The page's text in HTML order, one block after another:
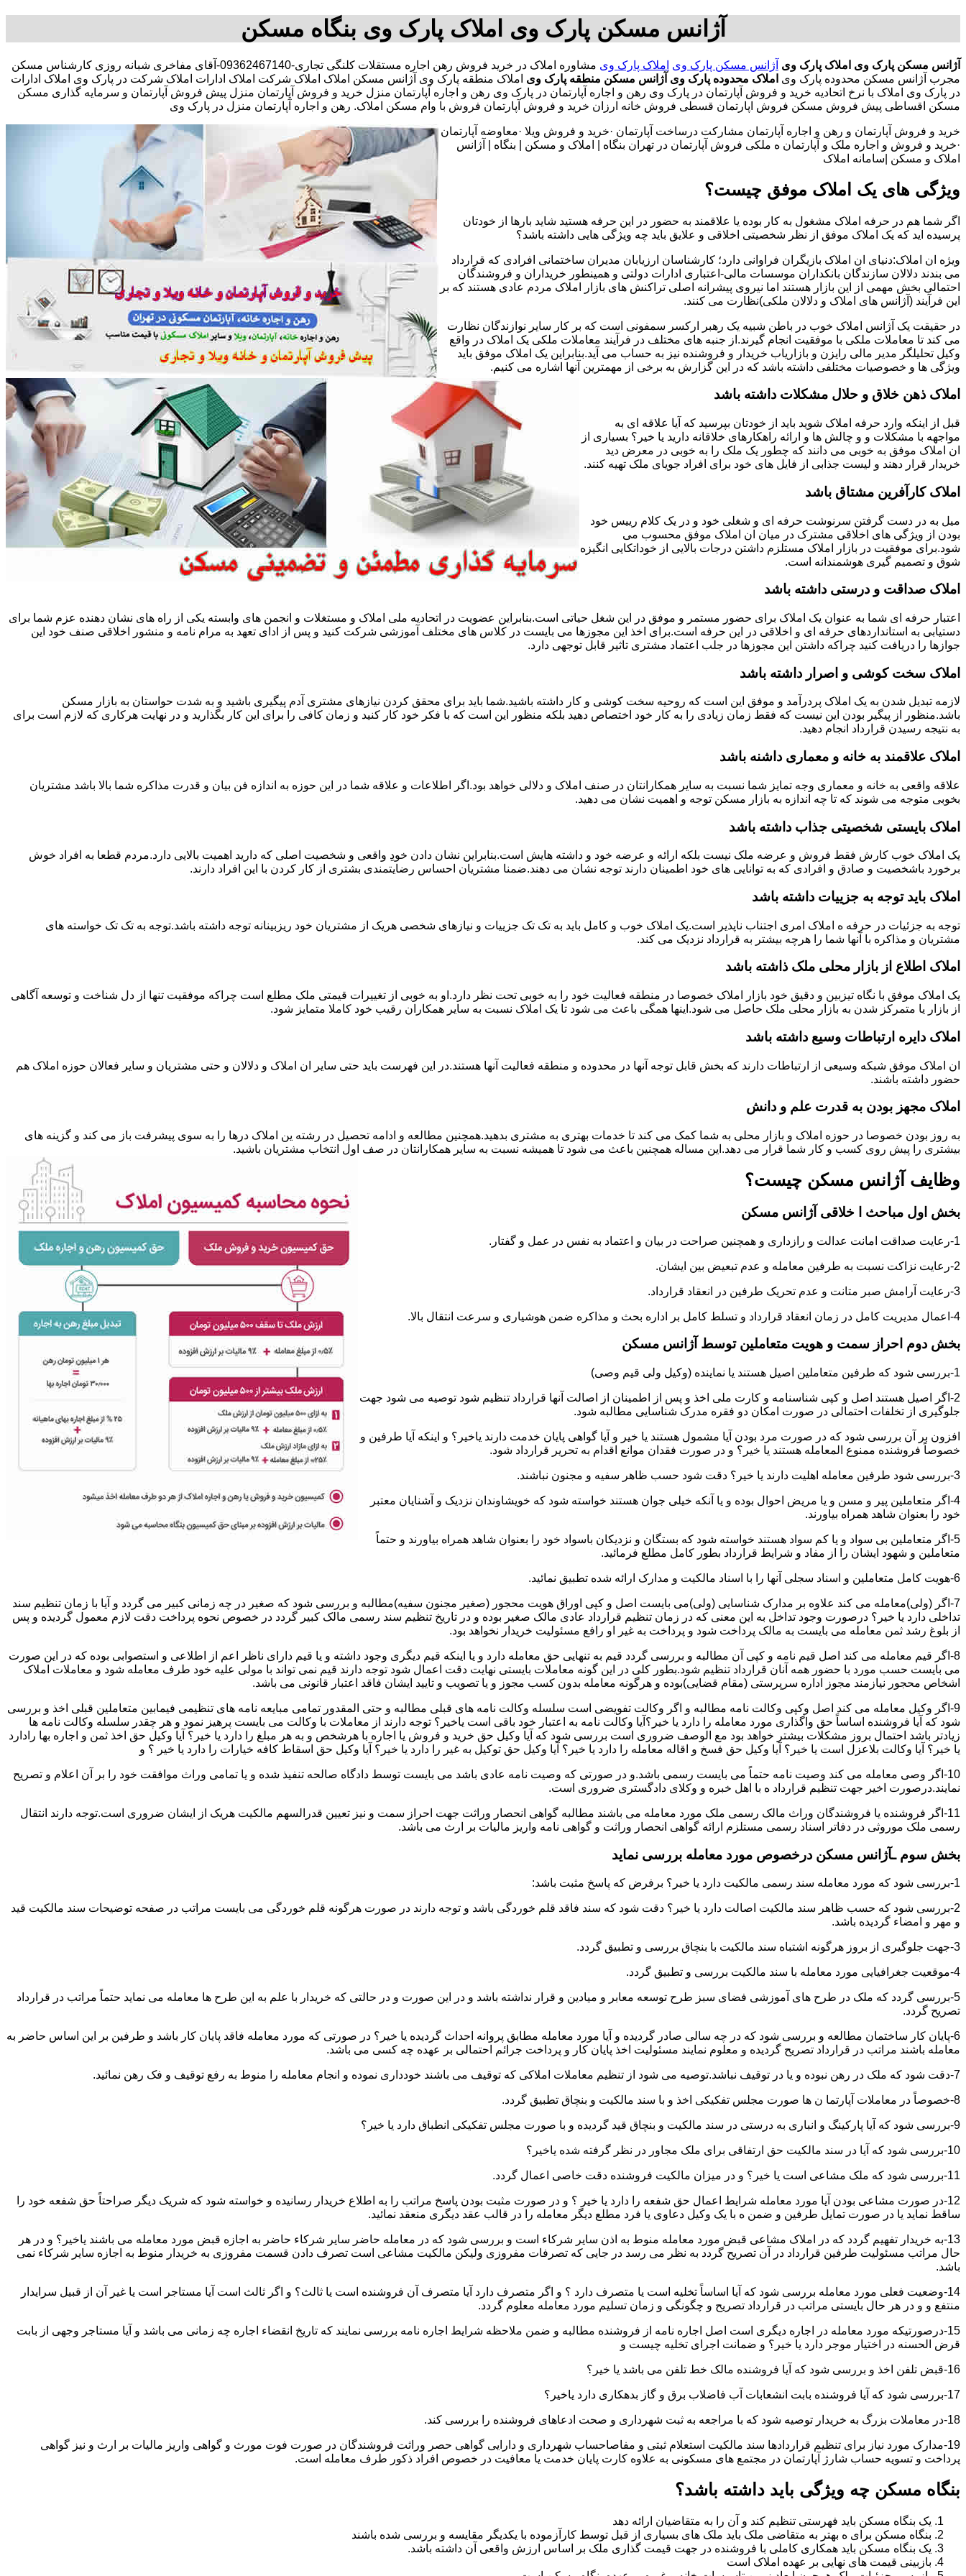
آژانس مسکن پارک وی املاک پارک وی بنگاه مسکن
آژانس مسکن پارک وی املاک پارک وی آژانس مسکن پارک وی املاک پارک وی
مشاوره املاک در خرید فروش رهن اجاره مستقلات کلنگی تجاری-09362467140-آقای مفاخری شبانه روزی کارشناس مسکن
مجرب آژانس مسکن محدوده پارک وی املاک محدوده پارک وی آژانس مسکن منطقه پارک وی املاک منطقه پارک وی آژانس مسکن املاک املاک شرکت املاک ادارات املاک شرکت در پارک وی املاک ادارات
در پارک وی املاک با نرخ اتحادیه خرید و فروش آپارتمان در پارک وی رهن و اجاره آپارتمان در پارک وی رهن و اجاره آپارتمان منزل خرید و فروش آپارتمان منزل پیش فروش آپارتمان و سرمایه گذاری مسکن
مسکن اقساطی پیش فروش مسکن فروش اپارتمان قسطی فروش خانه ارزان خرید و فروش آپارتمان فروش با وام مسکن املاک. رهن و اجاره آپارتمان منزل در پارک وی
خرید و فروش آپارتمان و رهن و اجاره آپارتمان مشارکت درساخت آپارتمان ·خرید و فروش ویلا ·معاوضه آپارتمان
·خرید و فروش و اجاره ملک و آپارتمان ه ملکی فروش آپارتمان در تهران بنگاه | املاک و مسکن | بنگاه | آژانس
املاک و مسکن |سامانه املاک
ویژگی های یک املاک موفق چیست؟
اگر شما هم در حرفه املاک مشغول به کار بوده یا علاقمند به حضور در این حرفه هستید شاید بارها از خودتان
پرسیده اید که یک املاک موفق از نظر شخصیتی اخلاقی و علایق باید چه ویژگی هایی داشته باشد؟
ویژه ان املاک:دنیای ان املاک بازیگران فراوانی دارد؛ کارشناسان ارزیابان مدیران ساختمانی افرادی که قرارداد
می بندند دلالان سازندگان بانکداران موسسات مالی-اعتباری ادارات دولتی و همینطور خریداران و فروشندگان
احتمالی بخش مهمی از این بازار هستند اما نیروی پیشرانه اصلی تراکنش های بازار املاک مردم عادی هستند که بر
این فرآیند (آژانس های املاک و دلالان ملکی)نظارت می کنند.
در حقیقت یک آژانس املاک خوب در باطن شبیه یک رهبر ارکسر سمفونی است که بر کار سایر نوازندگان نظارت
می کند تا معاملات ملکی با موفقیت انجام گیرند.از جنبه های مختلف در فرآیند معاملات ملکی یک املاک در واقع
وکیل تحلیلگر مدیر مالی رایزن و بازاریاب خریدار و فروشنده نیز به حساب می آید.بنابراین یک املاک موفق باید
ویژگی ها و خصوصیات مختلفی داشته باشد که در این گزارش به برخی از مهمترین آنها اشاره می کنیم.
املاک ذهن خلاق و حلال مشکلات داشته باشد
قبل از اینکه وارد حرفه املاک شوید باید از خودتان بپرسید که آیا علاقه ای به
مواجهه با مشکلات و و چالش ها و ارائه راهکارهای خلاقانه دارید یا خیر؟ بسیاری از
ان املاک موفق به خوبی می دانند که چطور یک ملک را به خوبی در معرض دید
خریدار قرار دهند و لیست جذابی از فایل های خود برای افراد جویای ملک تهیه کنند.
املاک کارآفرین مشتاق باشد
میل به در دست گرفتن سرنوشت حرفه ای و شغلی خود و در یک کلام رییس خود
بودن از ویژگی های اخلاقی مشترک در میان ان املاک موفق محسوب می
شود.برای موفقیت در بازار املاک مستلزم داشتن درجات بالایی از خوداتکایی انگیزه
شوق و تصمیم گیری هوشمندانه است.
املاک صداقت و درستی داشته باشد
اعتبار حرفه ای شما به عنوان یک املاک برای حضور مستمر و موفق در این شغل حیاتی است.بنابراین عضویت در اتحادیه ملی املاک و مستغلات و انجمن های وابسته یکی از راه های نشان دهنده عزم شما برای
دستیابی به استانداردهای حرفه ای و اخلاقی در این حرفه است.برای اخذ این مجوزها می بایست در کلاس های مختلف آموزشی شرکت کنید و پس از ادای تعهد به مرام نامه و منشور اخلاقی صنف خود این
جوازها را دریافت کنید چراکه داشتن این مجوزها در جلب اعتماد مشتری تاثیر قابل توجهی دارد.
املاک سخت کوشی و اصرار داشته باشد
لازمه تبدیل شدن به یک املاک پردرآمد و موفق این است که روحیه سخت کوشی و کار داشته باشید.شما باید برای محقق کردن نیازهای مشتری آدم پیگیری باشید و به شدت حواستان به بازار مسکن
باشد.منظور از پیگیر بودن این نیست که فقط زمان زیادی را به کار خود اختصاص دهید بلکه منظور این است که با فکر خود کار کنید و زمان کافی را برای این کار بگذارید و در نهایت هرکاری که لازم است برای
به نتیجه رسیدن قرارداد انجام دهید.
املاک علاقمند به خانه و معماری داشنه باشد
علاقه واقعی به خانه و معماری وجه تمایز شما نسبت به سایر همکارانتان در صنف املاک و دلالی خواهد بود.اگر اطلاعات و علاقه شما در این حوزه به اندازه فن بیان و قدرت مذاکره شما بالا باشد مشتریان
بخوبی متوجه می شوند که تا چه اندازه به بازار مسکن توجه و اهمیت نشان می دهید.
املاک بایستی شخصیتی جذاب داشته باشد
یک املاک خوب کارش فقط فروش و عرضه ملک نیست بلکه ارائه و عرضه خود و داشته هایش است.بنابراین نشان دادن خودِ واقعی و شخصیت اصلی که دارید اهمیت بالایی دارد.مردم قطعا به افراد خوش
برخورد باشخصیت و صادق و افرادی که به توانایی های خود اطمینان دارند توجه نشان می دهند.ضمنا مشتریان احساس رضایتمندی بشتری از کار کردن با این افراد دارند.
املاک باید توجه به جزییات داشته باشد
توجه به جزئیات در حرفه ه املاک امری اجتناب ناپذیر است.یک املاک خوب و کامل باید به تک تک جزییات و نیازهای شخصی هریک از مشتریان خود ریزبینانه توجه داشته باشد.توجه به تک تک خواسته های
مشتریان و مذاکره با آنها شما را هرچه بیشتر به قرارداد نزدیک می کند.
املاک اطلاع از بازار محلی ملک ذاشته باشد
یک املاک موفق با نگاه تیزبین و دقیق خود بازار املاک خصوصا در منطقه فعالیت خود را به خوبی تحت نظر دارد.او به خوبی از تغییرات قیمتی ملک مطلع است چراکه موفقیت تنها از دل شناخت و توسعه آگاهی
از بازار یا متمرکز شدن به بازار محلی ملک حاصل می شود.اینها همگی باعث می شود تا یک املاک نسبت به سایر همکاران رقیب خود کاملا متمایز شود.
املاک دایره ارتباطات وسیع داشته باشد
ان املاک موفق شبکه وسیعی از ارتباطات دارند که بخش قابل توجه آنها در محدوده و منطقه فعالیت آنها هستند.در این فهرست باید حتی سایر ان املاک و دلالان و حتی مشتریان و سایر فعالان حوزه املاک هم
حضور داشته باشند.
املاک مجهز بودن به قدرت علم و دانش
به روز بودن خصوصا در حوزه املاک و بازار محلی به شما کمک می کند تا خدمات بهتری به مشتری بدهید.همچنین مطالعه و ادامه تحصیل در رشته ین املاک درها را به سوی پیشرفت باز می کند و گزینه های
بیشتری را پیش روی کسب و کار شما قرار می دهد.این مساله همچنین باعث می شود تا همیشه نسبت به سایر همکارانتان در صف اول انتخاب مشتریان باشید.
وظایف آژانس مسکن چیست؟
بخش اول مباحث ا خلاقی آژانس مسکن
1-رعایت صداقت امانت عدالت و رازداری و همچنین صراحت در بیان و اعتماد به نفس در عمل و گفتار.
2-رعایت نزاکت نسبت به طرفین معامله و عدم تبعیض بین ایشان.
3-رعایت آرامش صبر متانت و عدم تحریک طرفین در انعقاد قرارداد.
4-اعمال مدیریت کامل در زمان انعقاد قرارداد و تسلط کامل بر اداره بحث و مذاکره ضمن هوشیاری و سرعت انتقال بالا.
بخش دوم احراز سمت و هویت متعاملین توسط آژانس مسکن
1-بررسی شود که طرفین متعاملین اصیل هستند یا نماینده (وکیل ولی قیم وصی)
2-اگر اصیل هستند اصل و کپی شناسنامه و کارت ملی اخذ و پس از اطمینان از اصالت آنها قرارداد تنظیم شود توصیه می شود جهت
جلوگیری از تخلفات احتمالی در صورت امکان دو فقره مدرک شناسایی مطالبه شود.
افزون بر آن بررسی شود که در صورت مرد بودن آیا مشمول هستند یا خیر و آیا گواهی پایان خدمت دارند یاخیر؟ و اینکه آیا طرفین و
خصوصاً فروشنده ممنوع المعامله هستند یا خیر؟ و در صورت فقدان موانع اقدام به تحریر قرارداد شود.
3-بررسی شود طرفین معامله اهلیت دارند یا خیر؟ دقت شود حسب ظاهر سفیه و مجنون نباشند.
4-اگر متعاملین پیر و مسن و یا مریض احوال بوده و یا آنکه خیلی جوان هستند خواسته شود که خویشاوندان نزدیک و آشنایان معتبر
خود را بعنوان شاهد همراه بیاورند.
5-اگر متعاملین بی سواد و یا کم سواد هستند خواسته شود که بستگان و نزدیکان باسواد خود را بعنوان شاهد همراه بیاورند و حتماً
متعاملین و شهود ایشان را از مفاد و شرایط قرارداد بطور کامل مطلع فرمائید.
6-هویت کامل متعاملین و اسناد سجلی آنها را با اسناد مالکیت و مدارک ارائه شده تطبیق نمائید.
7-اگر (ولی)معامله می کند علاوه بر مدارک شناسایی (ولی)می بایست اصل و کپی اوراق هویت محجور (صغیر مجنون سفیه)مطالبه و بررسی شود که صغیر در چه زمانی کبیر می گردد و آیا با زمان تنظیم سند
تداخلی دارد یا خیر؟ درصورت وجود تداخل به این معنی که در زمان تنظیم قرارداد عادی مالک صغیر بوده و در تاریخ تنظیم سند رسمی مالک کبیر گردد در خصوص نحوه پرداخت دقت لازم معمول گردیده و پس
از بلوغ رشد ثمن معامله می بایست به مالک پرداخت شود و پرداخت به غیر او رافع مسئولیت خریدار نخواهد بود.
8-اگر قیم معامله می کند اصل قیم نامه و کپی آن مطالبه و بررسی گردد قیم به تنهایی حق معامله دارد و یا اینکه قیم دیگری وجود داشته و یا قیم دارای ناظر اعم از اطلاعی و استصوابی بوده که در این صورت
می بایست حسب مورد با حضور همه آنان قرارداد تنظیم شود.بطور کلی در این گونه معاملات بایستی نهایت دقت اعمال شود توجه دارند قیم نمی تواند با مولی علیه خود طرف معامله شود و معاملات املاک
اشخاص محجور نیازمند مجوز اداره سرپرستی (مقام قضایی)بوده و هرگونه معامله بدون کسب مجوز و یا تصویب و تایید ایشان فاقد اعتبار قانونی می باشد.
9-اگر وکیل معامله می کند اصل وکپی وکالت نامه مطالبه و اگر وکالت تفویضی است سلسله وکالت نامه های قبلی مطالبه و حتی المقدور تمامی مبایعه نامه های تنظیمی فیمابین متعاملین قبلی اخذ و بررسی
شود که آیا فروشنده اساساً حق واگذاری مورد معامله را دارد یا خیر؟آیا وکالت نامه به اعتبار خود باقی است یاخیر؟ توجه دارند از معاملات با وکالت می بایست پرهیز نمود و هر چقدر سلسله وکالت نامه ها
زیادتر باشد احتمال بروز مشکلات بیشتر خواهد بود مع الوصف ضروری است بررسی شود که آیا وکیل حق خرید و فروش یا اجاره با هرشخص و به هر مبلغ را دارد یا خیر؟ آیا وکیل حق اخذ ثمن و اجاره بها رادارد
یا خیر؟ آیا وکالت بلاعزل است یا خیر؟ آیا وکیل حق فسخ و اقاله معامله را دارد یا خیر؟ آیا وکیل حق توکیل به غیر را دارد یا خیر؟ آیا وکیل حق اسقاط کافه خیارات را دارد یا خیر ؟ و
10-اگر وصی معامله می کند وصیت نامه حتماً می بایست رسمی باشد.و در صورتی که وصیت نامه عادی باشد می بایست توسط دادگاه صالحه تنفیذ شده و یا تمامی وراث موافقت خود را بر آن اعلام و تصریح
نمایند.درصورت اخیر جهت تنظیم قرارداد ه با اهل خبره و وکلای دادگستری ضروری است.
11-اگر فروشنده یا فروشندگان وراث مالک رسمی ملک مورد معامله می باشند مطالبه گواهی انحصار وراثت جهت احراز سمت و نیز تعیین قدرالسهم مالکیت هریک از ایشان ضروری است.توجه دارند انتقال
رسمی ملک موروثی در دفاتر اسناد رسمی مستلزم ارائه گواهی انحصار وراثت و گواهی نامه واریز مالیات بر ارث می باشد.
بخش سوم ـآژانس مسکن درخصوص مورد معامله بررسی نماید
1-بررسی شود که مورد معامله سند رسمی مالکیت دارد یا خیر؟ برفرض که پاسخ مثبت باشد:
2-بررسی شود که حسب ظاهر سند مالکیت اصالت دارد یا خیر؟ دقت شود که سند فاقد قلم خوردگی باشد و توجه دارند در صورت هرگونه قلم خوردگی می بایست مراتب در صفحه توضیحات سند مالکیت قید
و مهر و امضاء گردیده باشد.
3-جهت جلوگیری از بروز هرگونه اشتباه سند مالکیت با بنچاق بررسی و تطبیق گردد.
4-موقعیت جغرافیایی مورد معامله با سند مالکیت بررسی و تطبیق گردد.
5-بررسی گردد که ملک در طرح های آموزشی فضای سبز طرح توسعه معابر و میادین و قرار نداشته باشد و در این صورت و در حالتی که خریدار با علم به این طرح ها معامله می نماید حتماً مراتب در قرارداد
تصریح گردد.
6-پایان کار ساختمان مطالعه و بررسی شود که در چه سالی صادر گردیده و آیا مورد معامله مطابق پروانه احداث گردیده یا خیر؟ در صورتی که مورد معامله فاقد پایان کار باشد و طرفین بر این اساس حاضر به
معامله باشند مراتب در قرارداد تصریح گردیده و معلوم نمایند مسئولیت اخذ پایان کار و پرداخت جرائم احتمالی بر عهده چه کسی می باشد.
7-دقت شود که ملک در رهن نبوده و یا در توقیف نباشد.توصیه می شود از تنظیم معاملات املاکی که توقیف می باشند خودداری نموده و انجام معامله را منوط به رفع توقیف و فک رهن نمائید.
8-خصوصاً در معاملات آپارتما ن ها صورت مجلس تفکیکی اخذ و با سند مالکیت و بنچاق تطبیق گردد.
9-بررسی شود که آیا پارکینگ و انباری به درستی در سند مالکیت و بنچاق قید گردیده و با صورت مجلس تفکیکی انطباق دارد یا خیر؟
10-بررسی شود که آیا در سند مالکیت حق ارتفاقی برای ملک مجاور در نظر گرفته شده یاخیر؟
11-بررسی شود که ملک مشاعی است یا خیر؟ و در میزان مالکیت فروشنده دقت خاصی اعمال گردد.
12-در صورت مشاعی بودن آیا مورد معامله شرایط اعمال حق شفعه را دارد یا خیر ؟ و در صورت مثبت بودن پاسخ مراتب را به اطلاع خریدار رسانیده و خواسته شود که شریک دیگر صراحتاً حق شفعه خود را
ساقط نماید یا در صورت تمایل طرفین و ضمن ه با یک وکیل دعاوی یا فرد مطلع دیگر معامله را در قالب عقد دیگری منعقد نمائید.
13-به خریدار تفهیم گردد که در املاک مشاعی قبض مورد معامله منوط به اذن سایر شرکاء است و بررسی شود که در معامله حاضر سایر شرکاء حاضر به اجازه قبض مورد معامله می باشند یاخیر؟ و در هر
حال مراتب مسئولیت طرفین قرارداد در آن تصریح گردد به نظر می رسد در جایی که تصرفات مفروزی ولیکن مالکیت مشاعی است تصرف دادن قسمت مفروزی به خریدار منوط به اجازه سایر شرکاء نمی
باشد.
14-وضعیت فعلی مورد معامله بررسی شود که آیا اساساً تخلیه است یا متصرف دارد ؟ و اگر متصرف دارد آیا متصرف آن فروشنده است یا ثالث؟ و اگر ثالث است آیا مستاجر است یا غیر آن از قبیل سرایدار
منتفع و و در هر حال بایستی مراتب در قرارداد تصریح و چگونگی و زمان تسلیم مورد معامله معلوم گردد.
15-درصورتیکه مورد معامله در اجاره دیگری است اصل اجاره نامه از فروشنده مطالبه و ضمن ملاحظه شرایط اجاره نامه بررسی نمایند که تاریخ انقضاء اجاره چه زمانی می باشد و آیا مستاجر وجهی از بابت
قرض الحسنه در اختیار موجر دارد یا خیر؟ و ضمانت اجرای تخلیه چیست و
16-قبض تلفن اخذ و بررسی شود که آیا فروشنده مالک خط تلفن می باشد یا خیر؟
17-بررسی شود که آیا فروشنده بابت انشعابات آب فاضلاب برق و گاز بدهکاری دارد یاخیر؟
18-در معاملات بزرگ به خریدار توصیه شود که با مراجعه به ثبت شهرداری و صحت ادعاهای فروشنده را بررسی کند.
19-مدارک مورد نیاز برای تنظیم قراردادها سند مالکیت استعلام ثبتی و مفاصاحساب شهرداری و دارایی گواهی حصر وراثت فروشندگان در صورت فوت مورث و گواهی واریز مالیات بر ارث و نیز گواهی
پرداخت و تسویه حساب شارژ آپارتمان در مجتمع های مسکونی به علاوه کارت پایان خدمت یا معافیت در خصوص افراد ذکور طرف معامله است.
بنگاه مسکن چه ویژگی باید داشته باشد؟
یک بنگاه مسکن باید فهرستی تنظیم کند و آن را به متقاضیان ارائه دهد
بنگاه مسکن برای ه بهتر به متقاضی ملک باید ملک های بسیاری از قبل توسط کارآزموده با یکدیگر مقایسه و بررسی شده باشند
یک بنگاه مسکن باید همکاری کاملی با فروشنده در جهت قیمت گذاری ملک بر اساس ارزش واقعی آن داشته باشد.
بازبینی قیمت های نهایی بر عهده املاک است